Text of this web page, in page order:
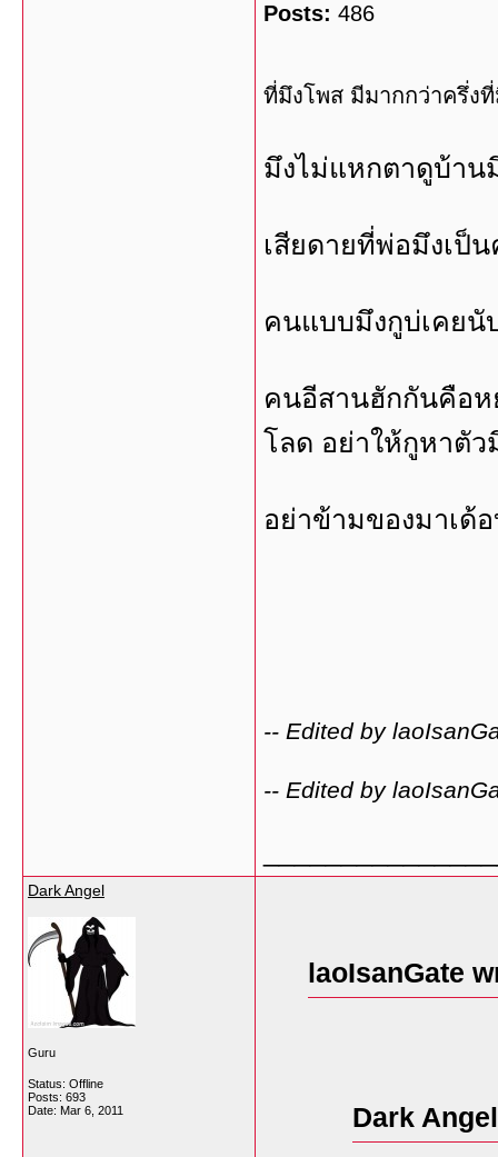
Posts: 486
ที่มึงโพส มีมากกว่าครึ่ง
มึงไม่แหกตาดูบ้าน
เสียดายที่พ่อมึงเป็
คนแบบมึงกูบ่เคย
คนอีสานฮักกันคือห
โลด อย่าให้กูหาตั
อย่าข้ามของมาเด้
-- Edited by
-- Edited by
Dark Angel
Guru
Status: Offline
Posts: 693
Date: Mar 6, 2011
laoIsanGate
Dark